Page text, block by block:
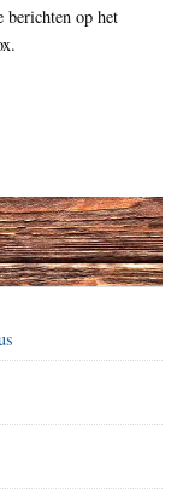
berichten op het